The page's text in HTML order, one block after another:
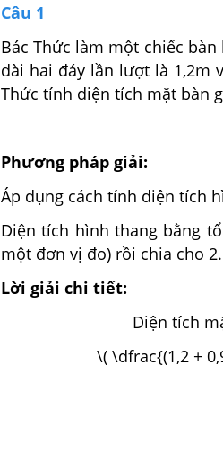
Câu 1
Bác Thức làm một chiếc
dài hai đáy lần lượt là 1,2m
Thức tính diện tích mặt bàn
Phương pháp giải:
Áp dụng cách tính diện tích
Diện tích hình thang bằng
một đơn vị đo) rồi chia cho 2.
Lời giải chi tiết:
Diện tích
\( \dfrac{(1,2 +
Đáp